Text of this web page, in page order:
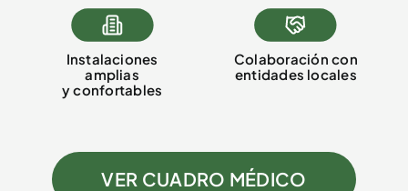
Instalaciones
amplias
y confortables
Colaboración con
entidades locales
VER CUADRO MÉDICO